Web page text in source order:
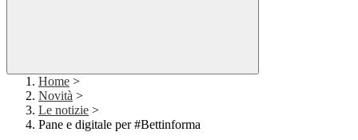
Home >
Novità >
Le notizie >
Pane e digitale per #Bettinforma